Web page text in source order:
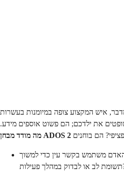
איש המקצוע צופה במיומנות בעשרות
את ילדכם; הם פשוט אוספים מידע.
מה מודד מבחן ADOS 2
משתמש בקשר עין כדי למשוך
פעילות?